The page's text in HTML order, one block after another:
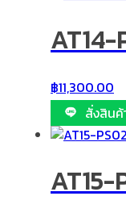
AT14-
฿11,300.00
สั่งสินค้
AT15-